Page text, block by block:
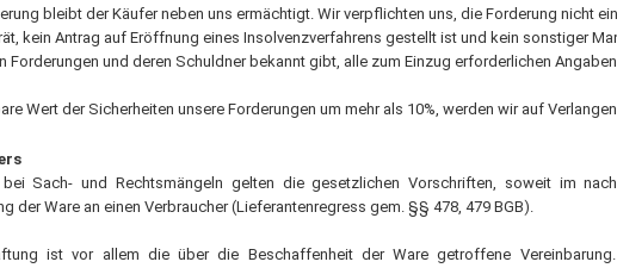
bleibt der Käufer neben uns ermächtigt. Wir verpflichten uns, die Forderung nicht
kein Antrag auf Eröffnung eines Insolvenzverfahrens gestellt ist und kein sonstiger
Forderungen und deren Schuldner bekannt gibt, alle zum Einzug erforderlichen
Wert der Sicherheiten unsere Forderungen um mehr als 10%, werden wir auf
Sach- und Rechtsmängeln gelten die gesetzlichen Vorschriften, soweit im
der Ware an einen Verbraucher (Lieferantenregress gem. §§ 478, 479 BGB).
ist vor allem die über die Beschaffenheit der Ware getroffene